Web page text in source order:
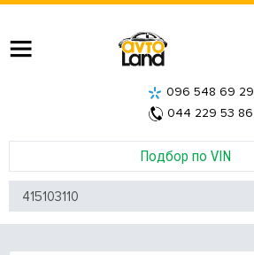
Подбор по VIN
096 548 69 29
044 229 53 86